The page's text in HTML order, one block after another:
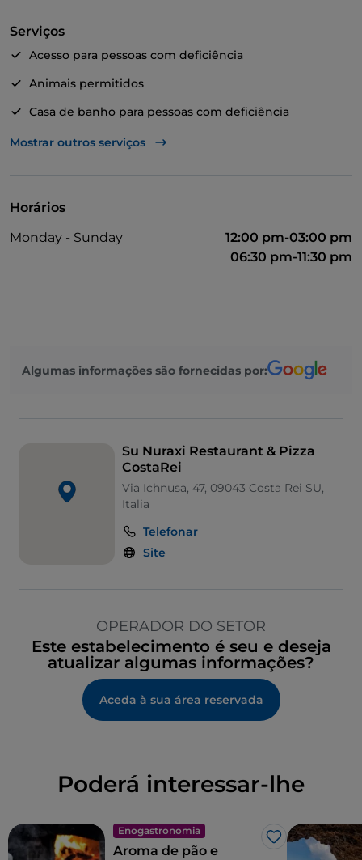
Serviços
Acesso para pessoas com deficiência
Animais permitidos
Casa de banho para pessoas com deficiência
Cocktail
Mostrar outros serviços
Horários
Monday - Sunday
12:00 pm-03:00 pm
06:30 pm-11:30 pm
Algumas informações são fornecidas por:
Su Nuraxi Restaurant & Pizza
CostaRei
Via Ichnusa, 47, 09043 Costa Rei SU,
Italia
Telefonar
Site
OPERADOR DO SETOR
Este estabelecimento é seu e deseja
atualizar algumas informações?
Aceda à sua área reservada
Poderá interessar-lhe
Enogastronomia
Gosto
Aroma de pão e